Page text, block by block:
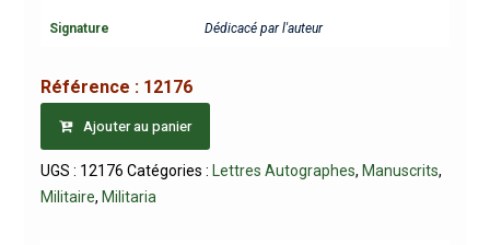
Signature Dédicacé par l'auteur
Référence : 12176
Ajouter au panier
UGS : 12176 Catégories : Lettres Autographes, Manuscrits,
Militaire, Militaria